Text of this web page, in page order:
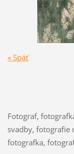
« Späť
Fotograf,
svadby, fotografie
fotografka,